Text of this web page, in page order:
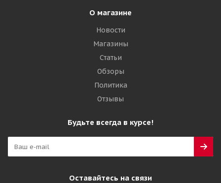
О магазине
Новости
Магазины
Статьи
Обзоры
Политика
Отзывы
Будьте всегда в курсе!
Оставайтесь на связи